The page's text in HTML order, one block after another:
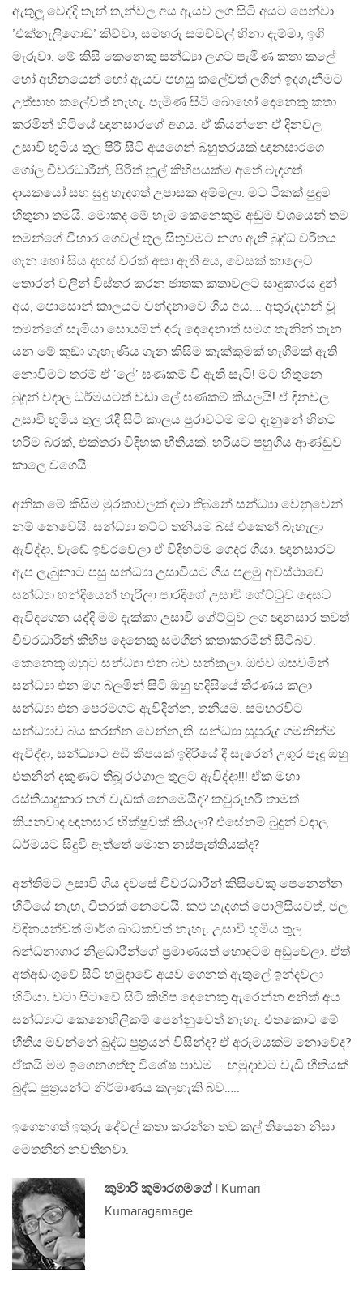
ඇතුලූ වෙද්දි තැන් තැන්වල අය ඇයව ලග සිටි අයට පෙන්වා
’එක්නැලිගොඩ’ කිව්වා, සමහරු සමච්චල් හිනා දැම්මා, ඉගි
මැරුවා. මේ කිසි කෙනෙකු සන්ධ්‍යා ලගට පැමිණ කතා කලේ
හෝ අභිනයෙන් හෝ ඇයව පහසු කලේවත් ලගින් ඉදගැනීමට
උත්සාහ කලේවත් නැහැ. පැමිණ සිටි බොහෝ දෙනෙකු කතා
කරමින් හිටියේ ඥානසාරගේ අගය. ඒ කියන්නෙ ඒ දිනවල
උසාවි භූමිය තුල පිරී සිටි අයගෙන් බහුතරයක් ඥානසාරගෙ
ගෝල චීවරධාරීන්, පිරිත් නූල් කිහිපයක්ම අතේ බැදගත්
දායකයෝ සහ සුදු හැදගත් උපාසක අම්මලා. මට ටිකක් පුදුම
හිතුනා තමයි. මොකද මේ හැම කෙනෙකුම අඩුම වශයෙන් තම
තමන්ගේ විහාර ගෙවල් තුල සිතුවමට නගා ඇති බුද්ධ චරිතය
ගැන හෝ සිය දහස් වරක් අසා ඇති අය, වෙසක් කාලෙට
තොරන් වලින් විස්තර කරන ජාතක කතාවලට සාදුකාරය දුන්
අය, පොසොන් කාලයට වන්දනාවෙ ගිය අය…. අතුරුදහන් වූ
තමන්ගේ සැමියා සොයම්න් දරු දෙදෙනාත් සමග තැනින් තැන
යන මේ කුඩා ගැහැණිය ගැන කිසිම කැක්කුමක් හැගීමක් ඇති
නොවීමට තරම් ඒ ’ලේ’ ඝණකම් වී ඇති සැටි! මට හිතුනෙ
බුදුන් වදාල ධර්මයටත් වඩා ලේ ඝණකම් කියලයි! ඒ දිනවල
උසාවි භූමිය තුල රැදී සිටි කාලය පුරාවටම මට දැනුනේ හිතට
හරිම බරක්, එක්තරා විදිහක භීතියක්. හරියට පහුගිය ආණ්ඩුව
කාලෙ වගෙයි.
අනික මේ කිසිම මුරකාවලක් දමා තිබුනේ සන්ධ්‍යා වෙනුවෙන්
නම් නෙවෙයි. සන්ධ්‍යා තට්ට තනියම බස් එකෙන් බැහැලා
ඇවිද්දා, වැඬේ ඉවරවෙලා ඒ විදිහටම ගෙදර ගියා. ඥානසාරට
ඇප ලැබුනාට පසු සන්ධ්‍යා උසාවියට ගිය පළමු අවස්ථාවේ
සන්ධ්‍යා හන්දියෙන් හැරිලා පාරදිගේ උසාවි ගේට්ටුව දෙසට
ඇවිදගෙන යද්දි මම දැක්කා උසාවි ගේට්ටුව ලග ඥානසාර තවත්
චීවරධාරීන් කිහිප දෙනෙකු සමගින් කතාකරමින් සිටිබව.
කෙනෙකු ඔහුට සන්ධ්‍යා එන බව සන්කලා. ඔළුව ඔසවමින්
සන්ධ්‍යා එන මග බලමින් සිටි ඔහු හදිසියේ තීරණය කලා
සන්ධ්‍යා එන පෙරමගට ඇවිදින්න, තනියම. සමහරවිට
සන්ධ්‍යාව බය කරන්න වෙන්නැති. සන්ධ්‍යා සුපුරුදු ගමනින්ම
ඇවිද්දා, සන්ධ්‍යාට අඩි කීපයක් ඉදිරියේ දී සැරෙන් උගුර පෑදූ ඔහු
එතනින් දකුණට තිබූ රථගාල තුලට ඇවිද්දා!!! ඒක මහා
රස්තියාදුකාර තග් වැඩක් නෙමෙයිද? කවුරුහරි තාමත්
කියනවාද ඥානසාර භික්ෂුවක් කියලා? එසේනම් බුදුන් වදාල
ධර්මයට සිදුවී ඇත්තේ මොන නස්පැත්තියක්ද?
අන්තිමට උසාවි ගිය දවසේ චීවරධාරීන් කිසිවෙකු පෙනෙන්න
හිටියේ නැහැ විතරක් නෙවෙයි, කළු හැදගත් පොලීසියවත්, ජල
විදිනයන්වත් මාර්ග බාධකවත් නැහැ. උසාවි භූමිය තුල
බන්ධනාගාර නිළධාරීන්ගේ ප‍්‍රමාණයත් හොදටම අඩුවෙලා. ඒත්
අත්අඩංගුවේ සිටි හමුදාවේ අයව ගෙනත් ඇතුලේ ඉන්දවලා
හිටියා. වටා පිටාවේ සිටි කිහිප දෙනෙකු ඇරෙන්න අනික් අය
සන්ධ්‍යාට කෙනෙහිලිකම් පෙන්නුවෙත් නැහැ. එතකොට මේ
භීතිය මවන්නේ බුද්ධ පුත‍්‍රයන් විසින්ද? ඒ අරුමයක්ම නොවේද?
ඒකයි මම ඉගෙනගත්තු විශේෂ පාඩම…. හමුදාවට වැඩි භීතියක්
බුද්ධ පුත‍්‍රයන්ට නිර්මාණය කලහැකි බව…..
ඉගෙනගත් ඉතුරු දේවල් කතා කරන්න තව කල් තියෙන නිසා
මෙතනින් නවතිනවා.
කුමාරි කුමාරගමගේ| Kumari
Kumaragamage